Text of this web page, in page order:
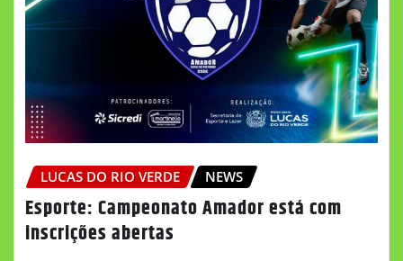
LUCAS DO RIO VERDE NEWS
Esporte: Campeonato Amador está com
inscrições abertas